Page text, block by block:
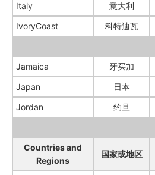
Italy
意大利
IvoryCoast
科特迪瓦
Jamaica 牙买加
Japan
日本
Jordan
约旦
Countries and
Regions
国家或地区